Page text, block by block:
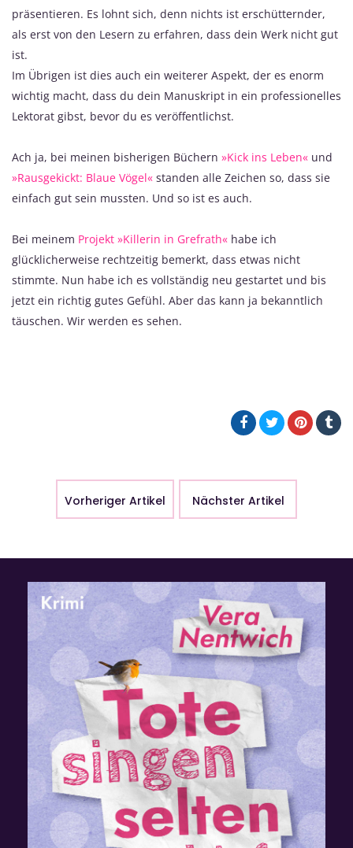
präsentieren. Es lohnt sich, denn nichts ist erschütternder,
als erst von den Lesern zu erfahren, dass dein Werk nicht gut
ist.
Im Übrigen ist dies auch ein weiterer Aspekt, der es enorm
wichtig macht, dass du dein Manuskript in ein professionelles
Lektorat gibst, bevor du es veröffentlichst.
Ach ja, bei meinen bisherigen Büchern »Kick ins Leben« und
»Rausgekickt: Blaue Vögel« standen alle Zeichen so, dass sie
einfach gut sein mussten. Und so ist es auch.
Bei meinem Projekt »Killerin in Grefrath« habe ich
glücklicherweise rechtzeitig bemerkt, dass etwas nicht
stimmte. Nun habe ich es vollständig neu gestartet und bis
jetzt ein richtig gutes Gefühl. Aber das kann ja bekanntlich
täuschen. Wir werden es sehen.
Vorheriger Artikel Nächster Artikel